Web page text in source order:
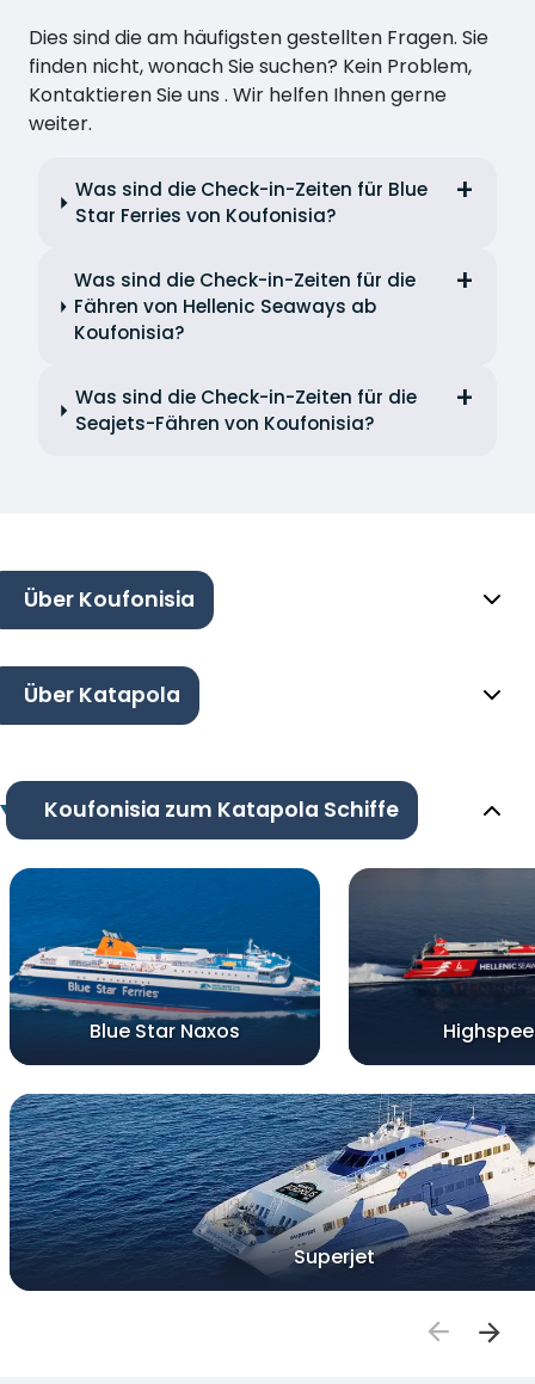
Dies sind die am häufigsten gestellten Fragen. Sie
finden nicht, wonach Sie suchen? Kein Problem,
Kontaktieren Sie uns . Wir helfen Ihnen gerne
weiter.
Was sind die Check-in-Zeiten für Blue
Star Ferries von Koufonisia?
Was sind die Check-in-Zeiten für die
Fähren von Hellenic Seaways ab
Koufonisia?
Was sind die Check-in-Zeiten für die
Seajets-Fähren von Koufonisia?
Über Koufonisia
Über Katapola
Koufonisia zum Katapola Schiffe
Blue Star Naxos
Superjet